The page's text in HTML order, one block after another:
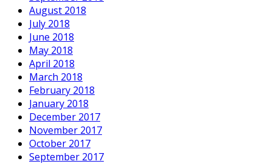
August 2018
July 2018
June 2018
May 2018
April 2018
March 2018
February 2018
January 2018
December 2017
November 2017
October 2017
September 2017